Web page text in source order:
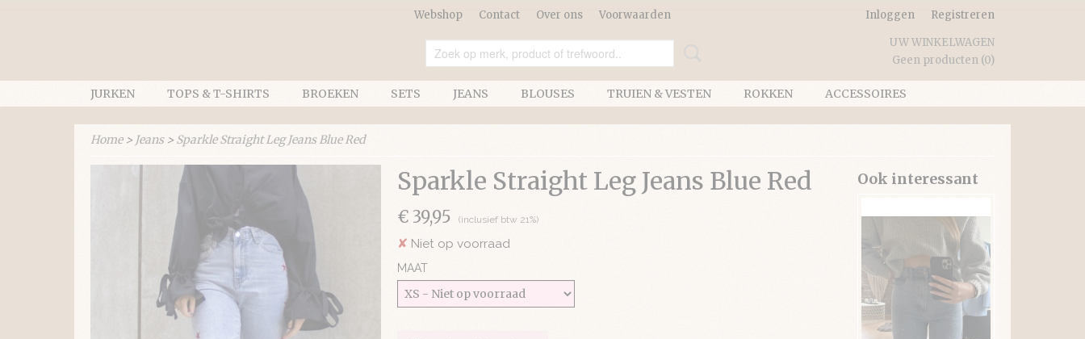
Webshop Contact Over ons Voorwaarden Inloggen
Registreren
UW WINKELWAGEN
Geen producten (0)
JURKEN TOPS & T-SHIRTS BROEKEN SETS JEANS BLOUSES TRUIEN & VESTEN ROKKEN ACCESSOIRES
Home> Jeans> Sparkle Straight Leg Jeans Blue Red
Sparkle Straight Leg Jeans Blue Red
€ 39,95 (inclusief btw 21%)
✘ Niet op voorraad
MAAT
Ook interessant